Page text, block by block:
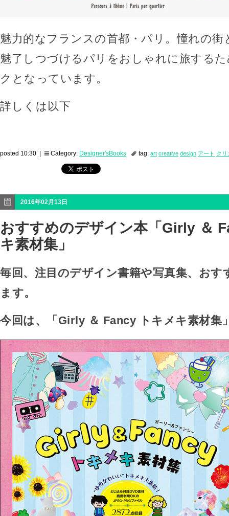
魅力的なフランスの首都・パリ。憧れの街
魅了しつづけるパリをおしゃれに旅する
クとなっています。
詳しくは以下
posted 10:30 | Category: Designer'sBooks tag: art creative design アート クリ
2016年02月13日
おすすめのデザイン本「Girly ＆
キ素材集」
毎回、注目のデザイン書籍や写真集、おす
ます。
今回は、「Girly ＆ Fancy トキメキ素材集